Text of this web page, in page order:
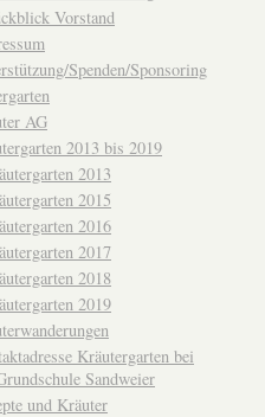
Vorstand
Spenden/Sponsoring
AG
2013 bis 2019
2013
2015
2016
2017
2018
2019
Kräutergarten bei
Sandweier
und Kräuter